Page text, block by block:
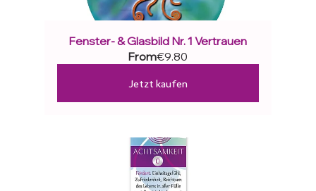
Fenster- & Glasbild Nr. 1 Vertrauen
From€9.80
Jetzt kaufen